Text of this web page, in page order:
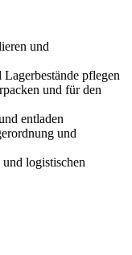
und
pflegen
und für den
entladen
und
logistischen